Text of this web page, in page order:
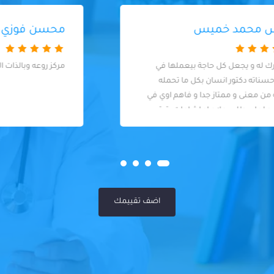
محسن فوزي
مركز روعه وبالذات الدكتوره روان الطب الاسنان
اضف تقييمك